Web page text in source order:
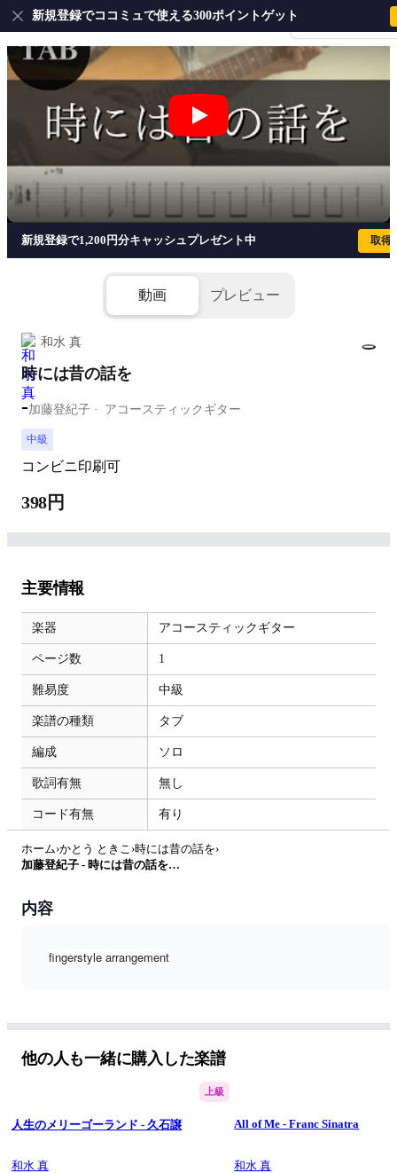
会員登録・ログイ
新規登録でココミュで使える300ポイントゲット
時には昔の話を - 加藤登紀子
新規登録で1,200円分キャッシュプレゼント中 取得
動画 プレビュー
和水 真
時には昔の話を
-加藤登紀子 アコースティックギター
中級
コンビニ印刷可
398円
主要情報
楽器 アコースティックギター
ページ数 1
難易度 中級
楽譜の種類 タブ
編成 ソロ
歌詞有無 無し
コード有無 有り
ホーム›かとう ときこ ›時には昔の話を›
加藤登紀子 - 時には昔の話を by Shin Izumi
内容
fingerstyle arrangement
他の人も一緒に購入した楽譜
上級
人生のメリーゴーランド - 久石譲
和水 真
All of Me - Franc Sinatra
和水 真